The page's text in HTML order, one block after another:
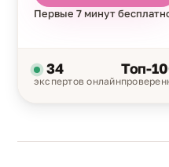
Первые 7 минут
34
экспертов онлайн
Топ-